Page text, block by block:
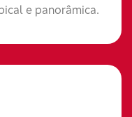
e panorâmica.